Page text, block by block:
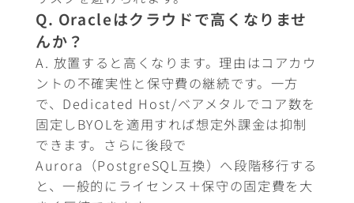
Q. Oracleはクラウドで高くなりませ
んか？
A. 放置すると高くなります。理由はコアカウ
ントの不確実性と保守費の継続です。一方
で、Dedicated Host/ベアメタルでコア数を
固定しBYOLを適用すれば想定外課金は抑制
できます。さらに後段で
Aurora（PostgreSQL互換）へ段階移行する
と、一般的にライセンス＋保守の固定費を大